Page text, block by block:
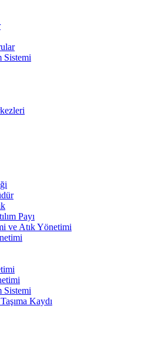
Sistemi
Payı
ve Atık Yönetimi
Sistemi
Kaydı